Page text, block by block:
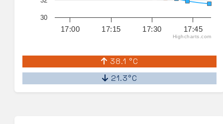
17:00 17:15 17:30 17:45
30
Highcharts.com
38.1 °C
21.3°C